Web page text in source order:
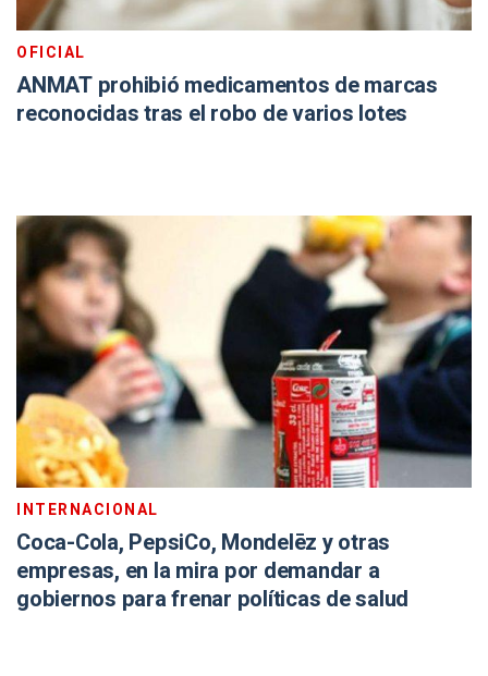
OFICIAL
ANMAT prohibió medicamentos de marcas
reconocidas tras el robo de varios lotes
INTERNACIONAL
Coca-Cola, PepsiCo, Mondelēz y otras
empresas, en la mira por demandar a
gobiernos para frenar políticas de salud